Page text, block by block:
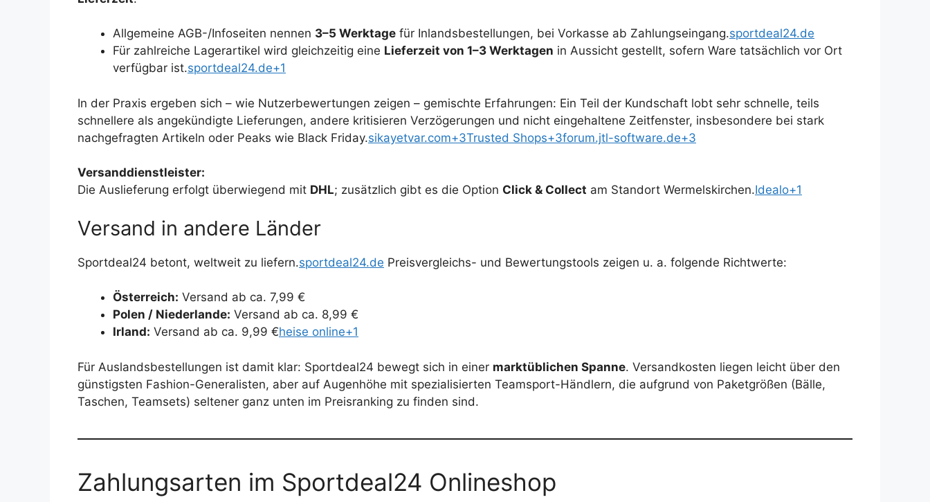
Allgemeine AGB-/Infoseiten nennen 3–5 Werktage für Inlandsbestellungen, bei Vorkasse ab Zahlungseingang.sportdeal24.de
Für zahlreiche Lagerartikel wird gleichzeitig eine Lieferzeit von 1–3 Werktagen in Aussicht gestellt, sofern Ware tatsächlich vor Ort
verfügbar ist.sportdeal24.de+1
In der Praxis ergeben sich – wie Nutzerbewertungen zeigen – gemischte Erfahrungen: Ein Teil der Kundschaft lobt sehr schnelle, teils
schnellere als angekündigte Lieferungen, andere kritisieren Verzögerungen und nicht eingehaltene Zeitfenster, insbesondere bei stark
nachgefragten Artikeln oder Peaks wie Black Friday.sikayetvar.com+3Trusted Shops+3forum.jtl-software.de+3
Versanddienstleister:
Die Auslieferung erfolgt überwiegend mit DHL; zusätzlich gibt es die Option Click & Collect am Standort Wermelskirchen.Idealo+1
Versand in andere Länder
Sportdeal24 betont, weltweit zu liefern.sportdeal24.de Preisvergleichs- und Bewertungstools zeigen u. a. folgende Richtwerte:
Österreich: Versand ab ca. 7,99 €
Polen / Niederlande: Versand ab ca. 8,99 €
Irland: Versand ab ca. 9,99 €heise online+1
Für Auslandsbestellungen ist damit klar: Sportdeal24 bewegt sich in einer marktüblichen Spanne. Versandkosten liegen leicht über den
günstigsten Fashion-Generalisten, aber auf Augenhöhe mit spezialisierten Teamsport-Händlern, die aufgrund von Paketgrößen (Bälle,
Taschen, Teamsets) seltener ganz unten im Preisranking zu finden sind.
Zahlungsarten im Sportdeal24 Onlineshop